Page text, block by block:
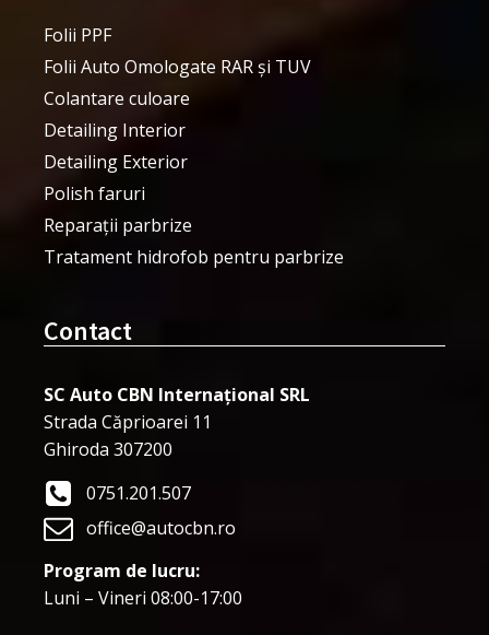
Folii PPF
Folii Auto Omologate RAR și TUV
Colantare culoare
Detailing Interior
Detailing Exterior
Polish faruri
Reparații parbrize
Tratament hidrofob pentru parbrize
Contact
SC Auto CBN Internațional SRL
Strada Căprioarei 11
Ghiroda 307200
0751.201.507
office@autocbn.ro
Program de lucru:
Luni – Vineri 08:00-17:00